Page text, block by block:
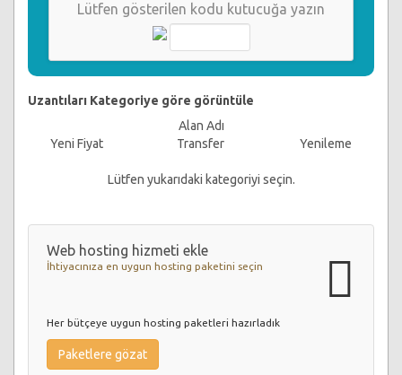
Lütfen gösterilen kodu kutucuğa yazın
Uzantıları Kategoriye göre görüntüle
Alan Adı
Yeni Fiyat
Transfer Yenileme
Lütfen yukarıdaki kategoriyi seçin.
Web hosting hizmeti ekle
İhtiyacınıza en uygun hosting paketini seçin
Her bütçeye uygun hosting paketleri hazırladık
Paketlere gözat